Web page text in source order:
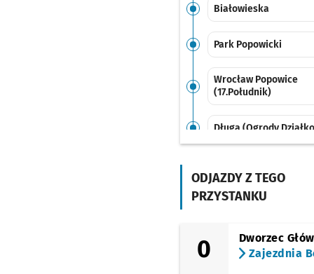
Białowieska
Park Popowicki
Wrocław Popowice
(17.Południk)
Długa (Ogrody
Michalczyka
Kępa Mieszczańska
ODJAZDY Z TEGO
PRZYSTANKU
0
Dworzec
Zajezdnia